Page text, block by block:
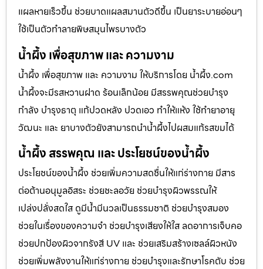
แผลหายเร็วขึ้น ช่วยบาดแผลสมานตัวดีขึ้น เป็นยาระบายอ่อนๆ
ใช้เป็นตัวทำลายพิษสมุนไพรบางตัว
น้ำผึ้ง เพื่อสุขภาพ และ ความงาม
น้ำผึ้ง เพื่อสุขภาพ และ ความงาม ให้บริการโดย น้ำผึ้ง.com
น้ำผึ้งจะมีรสหวานฝาด ร้อนเล็กน้อย มีสรรพคุณช่วยบำรุง
กำลัง บำรุงธาตุ แก้ปวดหลัง ปวดเอว ทำให้แห้ง ใช้ทำยาอายุ
วัฒนะ และ ยาบางตัวยังสามารถนำน้ำผึ้งไปผสมแก้รสขมได้
น้ำผึ้ง สรรพคุณ และ ประโยชน์ของน้ำผึ้ง
ประโยชน์ของน้ำผึ้ง ช่วยเพิ่มความสดชื่นให้แก่ร่างกาย มีสาร
ต่อต้านอนุมูลอิสระ ช่วยชะลอวัย ช่วยบำรุงผิวพรรณให้
เปล่งปลั่งสดใส ดูมีน้ำมีนวลเป็นธรรมชาติ ช่วยบำรุงสมอง
ช่วยในเรื่องของความจำ ช่วยบำรุงเสียงให้ใส ลดอาการเจ็บคอ
ช่วยปกป้องผิวจากรังสี UV และ ช่วยเสริมสร้างเซลล์ผิวหนัง
ช่วยเพิ่มพลังงานให้แก่ร่างกาย ช่วยบำรุงและรักษาโรคตับ ช่วย